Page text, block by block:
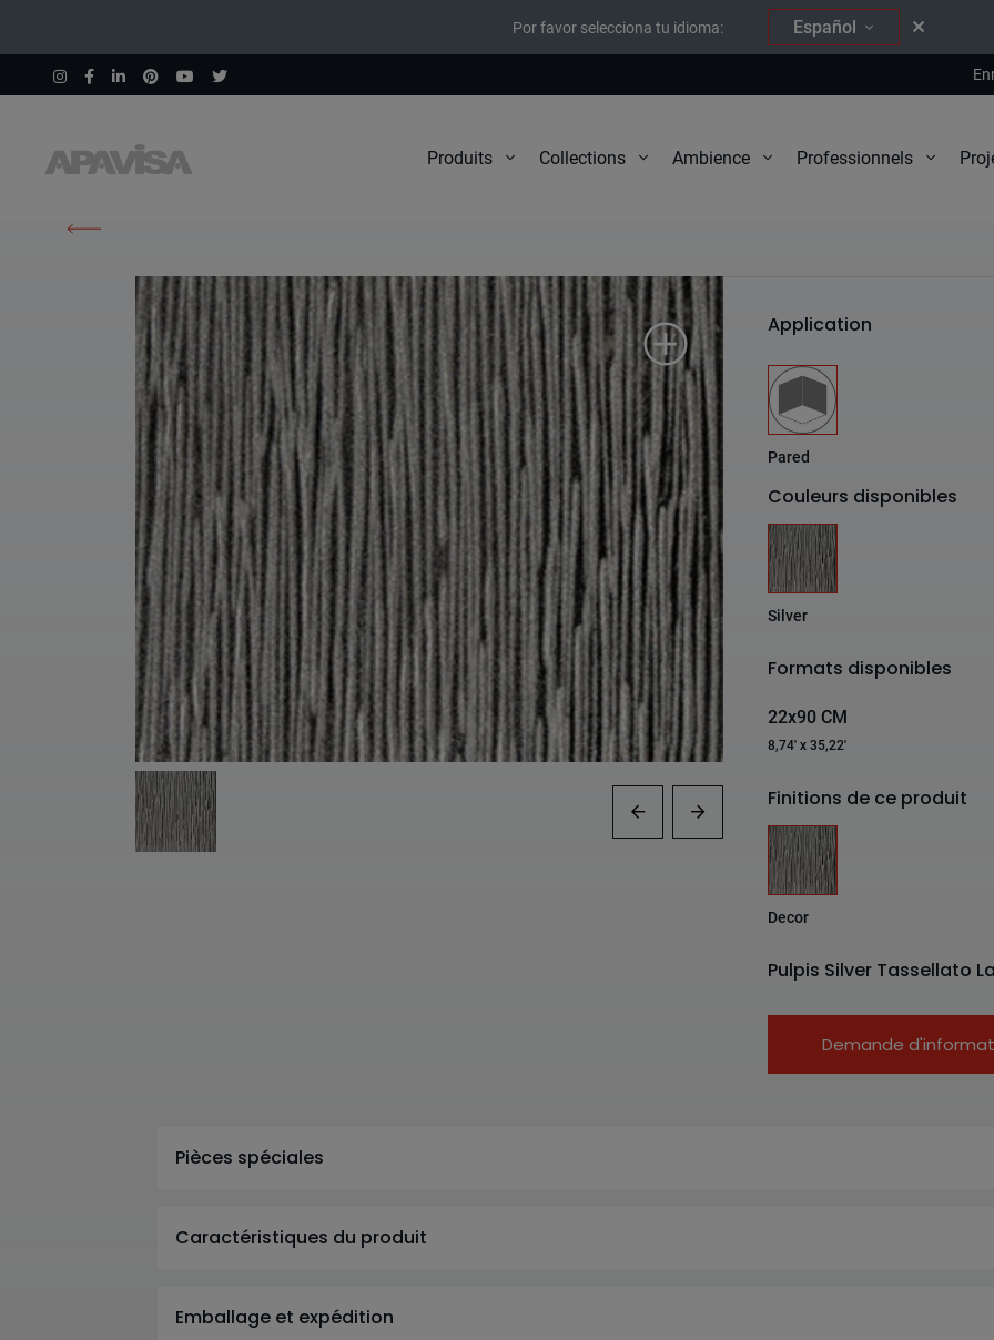
Por favor selecciona tu idioma: Español
Produits Collections Ambience Professionnels
Application
Pared
Couleurs disponibles
Silver
Formats disponibles
22x90 CM
8,74' x 35,22'
Finitions de ce produit
Decor
Pulpis Silver Tassellato
Demande
Pièces spéciales
Caractéristiques du produit
Emballage et expédition